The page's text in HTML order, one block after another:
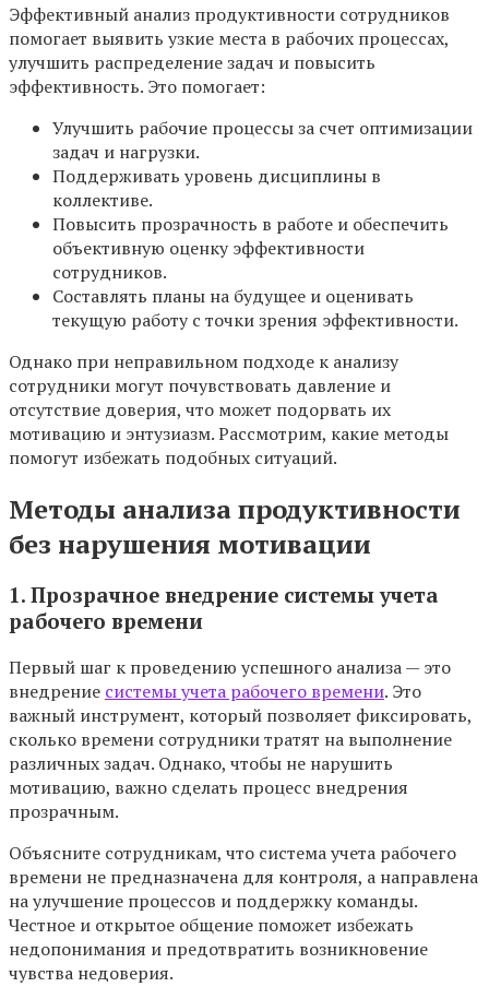
Эффективный анализ продуктивности сотрудников
помогает выявить узкие места в рабочих процессах,
улучшить распределение задач и повысить
эффективность. Это помогает:
Улучшить рабочие процессы за счет оптимизации
задач и нагрузки.
Поддерживать уровень дисциплины в
коллективе.
Повысить прозрачность в работе и обеспечить
объективную оценку эффективности
сотрудников.
Составлять планы на будущее и оценивать
текущую работу с точки зрения эффективности.
Однако при неправильном подходе к анализу
сотрудники могут почувствовать давление и
отсутствие доверия, что может подорвать их
мотивацию и энтузиазм. Рассмотрим, какие методы
помогут избежать подобных ситуаций.
Методы анализа продуктивности
без нарушения мотивации
1. Прозрачное внедрение системы учета
рабочего времени
Первый шаг к проведению успешного анализа — это
внедрение системы учета рабочего времени. Это
важный инструмент, который позволяет фиксировать,
сколько времени сотрудники тратят на выполнение
различных задач. Однако, чтобы не нарушить
мотивацию, важно сделать процесс внедрения
прозрачным.
Объясните сотрудникам, что система учета рабочего
времени не предназначена для контроля, а направлена
на улучшение процессов и поддержку команды.
Честное и открытое общение поможет избежать
недопонимания и предотвратить возникновение
чувства недоверия.